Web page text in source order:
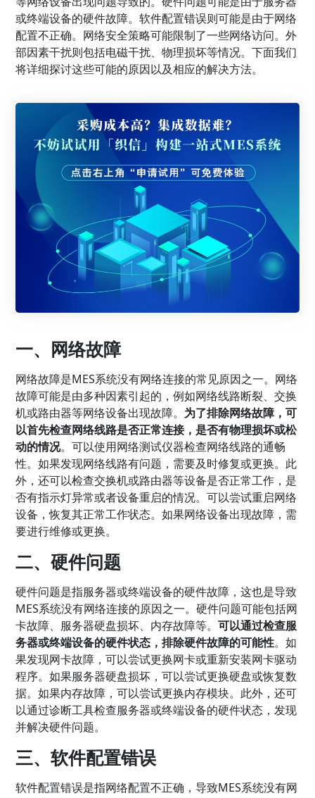
或终端设备的硬件故障。软件配置错误则可能是由于网络
配置不正确。网络安全策略可能限制了一些网络访问。外
部因素干扰则包括电磁干扰、物理损坏等情况。下面我们
将详细探讨这些可能的原因以及相应的解决方法。
一、网络故障
网络故障是MES系统没有网络连接的常见原因之一。网络
故障可能是由多种因素引起的，例如网络线路断裂、交换
机或路由器等网络设备出现故障。 为了排除网络故障，可
以首先检查网络线路是否正常连接，是否有物理损坏或松
动的情况。可以使用网络测试仪器检查网络线路的通畅
性。如果发现网络线路有问题，需要及时修复或更换。此
外，还可以检查交换机或路由器等设备是否正常工作，是
否有指示灯异常或者设备重启的情况。可以尝试重启网络
设备，恢复其正常工作状态。如果网络设备出现故障，需
要进行维修或更换。
二、硬件问题
硬件问题是指服务器或终端设备的硬件故障，这也是导致
MES系统没有网络连接的原因之一。硬件问题可能包括网
卡故障、服务器硬盘损坏、内存故障等。可以通过检查服
务器或终端设备的硬件状态，排除硬件故障的可能性。如
果发现网卡故障，可以尝试更换网卡或重新安装网卡驱动
程序。如果服务器硬盘损坏，可以尝试更换硬盘或恢复数
据。如果内存故障，可以尝试更换内存模块。此外，还可
以通过诊断工具检查服务器或终端设备的硬件状态，发现
并解决硬件问题。
三、软件配置错误
软件配置错误是指网络配置不正确，导致MES系统没有网